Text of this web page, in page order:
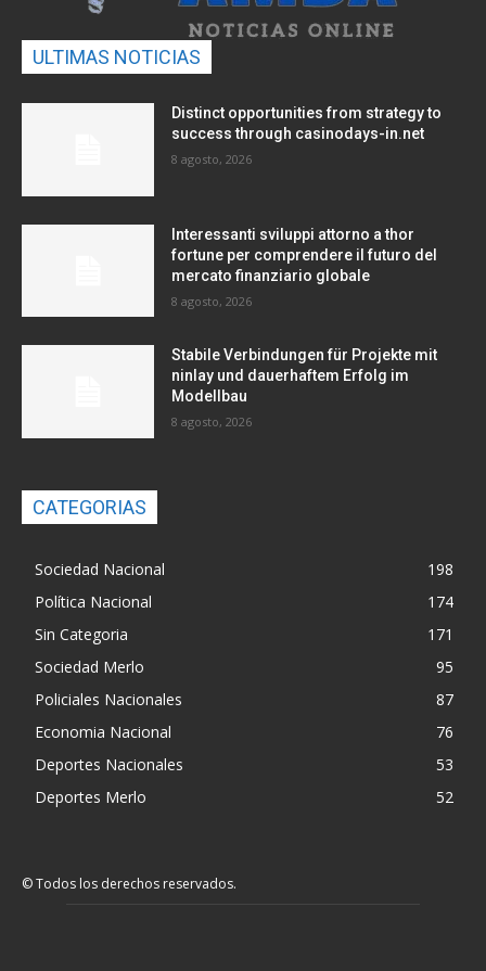
ULTIMAS NOTICIAS
Distinct opportunities from strategy to
success through casinodays-in.net
8 agosto, 2026
Interessanti sviluppi attorno a thor
fortune per comprendere il futuro del
mercato finanziario globale
8 agosto, 2026
Stabile Verbindungen für Projekte mit
ninlay und dauerhaftem Erfolg im
Modellbau
8 agosto, 2026
CATEGORIAS
Sociedad Nacional
198
Política Nacional
174
Sin Categoria
171
Sociedad Merlo
95
Policiales Nacionales
87
Economia Nacional
76
Deportes Nacionales
53
Deportes Merlo
52
© Todos los derechos reservados.